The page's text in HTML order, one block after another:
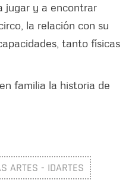
jugar y a encontrar
la relación con su
tanto físicas
familia la historia de
ARTES - IDARTES